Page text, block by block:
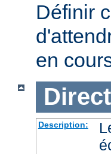
Définir
en
Description: